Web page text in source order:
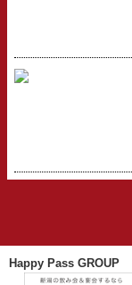
Happy Pass GROUP